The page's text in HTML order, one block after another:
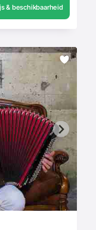
& beschikbaarheid